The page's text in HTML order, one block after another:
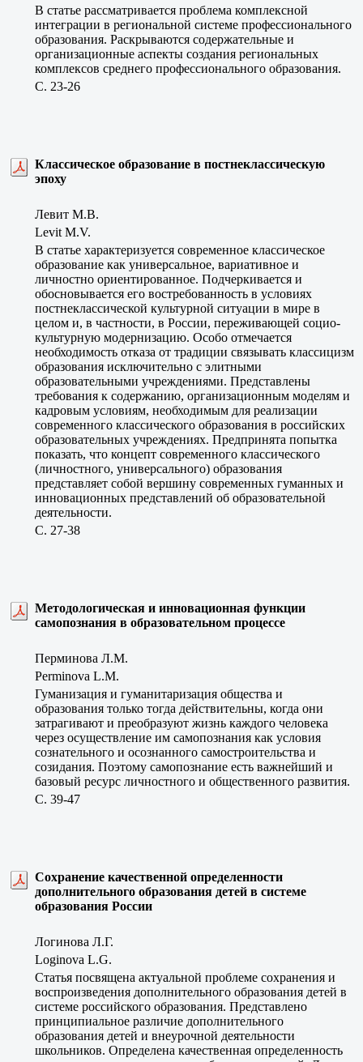
В статье рассматривается проблема комплексной
интеграции в региональной системе профессионального
образования. Раскрываются содержательные и
организационные аспекты создания региональных
комплексов среднего профессионального образования.
C. 23-26
Классическое образование в постнеклассическую
эпоху
Левит М.В.
Levit M.V.
В статье характеризуется современное классическое
образование как универсальное, вариативное и
личностно ориентированное. Подчеркивается и
обосновывается его востребованность в условиях
постнеклассической культурной ситуации в мире в
целом и, в частности, в России, переживающей социо-
культурную модернизацию. Особо отмечается
необходимость отказа от традиции связывать классицизм
образования исключительно с элитными
образовательными учреждениями. Представлены
требования к содержанию, организационным моделям и
кадровым условиям, необходимым для реализации
современного классического образования в российских
образовательных учреждениях. Предпринята попытка
показать, что концепт современного классического
(личностного, универсального) образования
представляет собой вершину современных гуманных и
инновационных представлений об образовательной
деятельности.
C. 27-38
Методологическая и инновационная функции
самопознания в образовательном процессе
Перминова Л.М.
Perminova L.M.
Гуманизация и гуманитаризация общества и
образования только тогда действительны, когда они
затрагивают и преобразуют жизнь каждого человека
через осуществление им самопознания как условия
сознательного и осознанного самостроительства и
созидания. Поэтому самопознание есть важнейший и
базовый ресурс личностного и общественного развития.
C. 39-47
Сохранение качественной определенности
дополнительного образования детей в системе
образования России
Логинова Л.Г.
Loginova L.G.
Статья посвящена актуальной проблеме сохранения и
воспроизведения дополнительного образования детей в
системе российского образования. Представлено
принципиальное различие дополнительного
образования детей и внеурочной деятельности
школьников. Определена качественная определенность